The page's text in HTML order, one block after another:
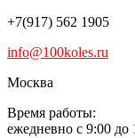
+7(917) 562 1905
info@100koles.ru
Москва
Время работы:
ежедневно с 9:00 до